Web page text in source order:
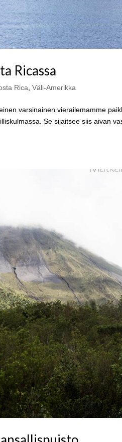
Ricassa
Rica,Väli-Amerikka
varsinainen vierailemamme
Se sijaitsee siis aivan